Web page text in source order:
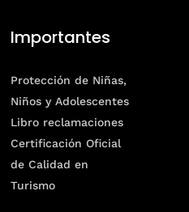
Importantes
Protección de Niñas,
Niños y Adolescentes
Libro reclamaciones
Certificación Oficial
de Calidad en
Turismo